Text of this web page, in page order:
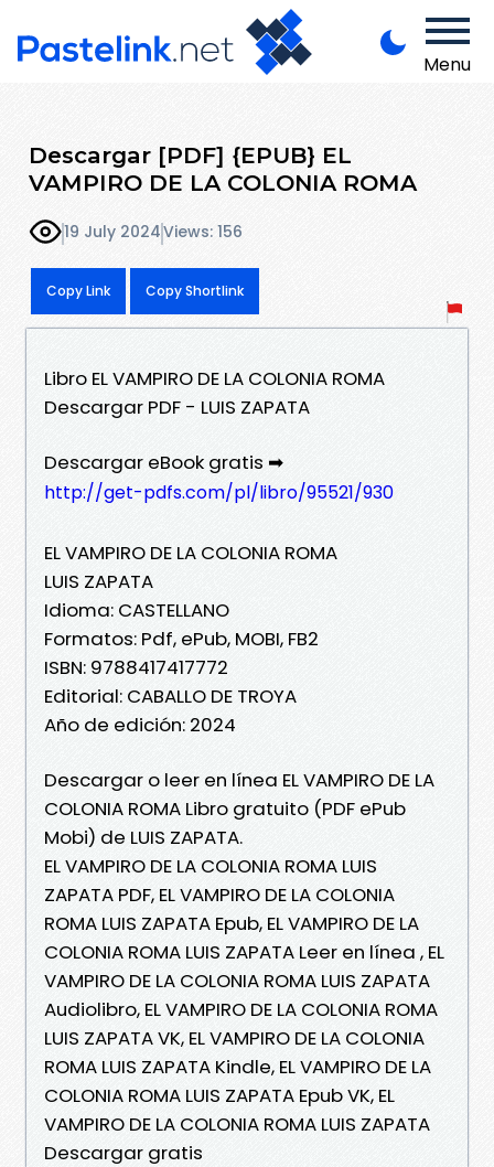
Menu
Descargar [PDF] {EPUB} EL
VAMPIRO DE LA COLONIA ROMA
19 July 2024Views: 156
Copy Link Copy Shortlink
Libro EL VAMPIRO DE LA COLONIA ROMA
Descargar PDF - LUIS ZAPATA
Descargar eBook gratis ➡
http://get-pdfs.com/pl/libro/95521/930
EL VAMPIRO DE LA COLONIA ROMA
LUIS ZAPATA
Idioma: CASTELLANO
Formatos: Pdf, ePub, MOBI, FB2
ISBN: 9788417417772
Editorial: CABALLO DE TROYA
Año de edición: 2024
Descargar o leer en línea EL VAMPIRO DE LA
COLONIA ROMA Libro gratuito (PDF ePub
Mobi) de LUIS ZAPATA.
EL VAMPIRO DE LA COLONIA ROMA LUIS
ZAPATA PDF, EL VAMPIRO DE LA COLONIA
ROMA LUIS ZAPATA Epub, EL VAMPIRO DE LA
COLONIA ROMA LUIS ZAPATA Leer en línea , EL
VAMPIRO DE LA COLONIA ROMA LUIS ZAPATA
Audiolibro, EL VAMPIRO DE LA COLONIA ROMA
LUIS ZAPATA VK, EL VAMPIRO DE LA COLONIA
ROMA LUIS ZAPATA Kindle, EL VAMPIRO DE LA
COLONIA ROMA LUIS ZAPATA Epub VK, EL
VAMPIRO DE LA COLONIA ROMA LUIS ZAPATA
Descargar gratis